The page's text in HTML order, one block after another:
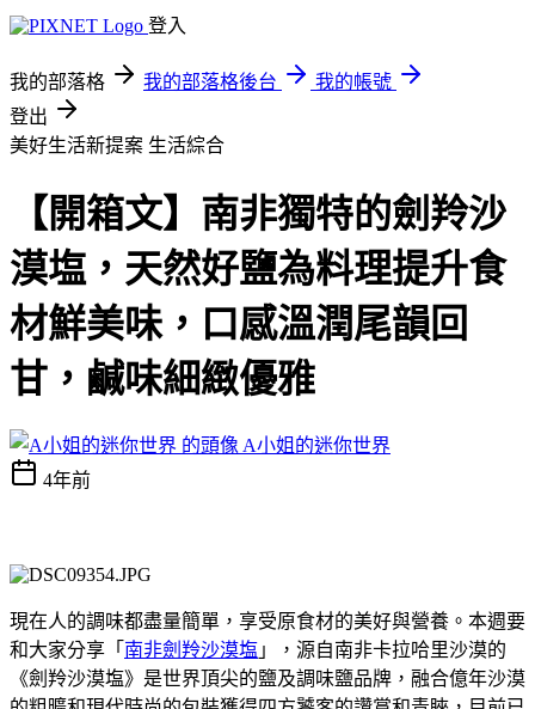
登入
我的部落格 我的部落格後台
我的帳號
登出
美好生活新提案 生活綜合
【開箱文】南非獨特的劍羚沙
漠塩，天然好鹽為料理提升食
材鮮美味，口感溫潤尾韻回
甘，鹹味細緻優雅
A小姐的迷你世界
4年前
現在人的調味都盡量簡單，享受原食材的美好與營養。本週要
和大家分享「 南非劍羚沙漠塩 」，源自南非卡拉哈里沙漠的
《劍羚沙漠塩》是世界頂尖的鹽及調味鹽品牌，融合億年沙漠